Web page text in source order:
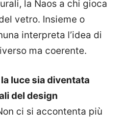
la Naos a chi gioca
vetro. Insieme o
interpreta l’idea di
ma coerente.
la luce sia diventata
del design
ci si accontenta più